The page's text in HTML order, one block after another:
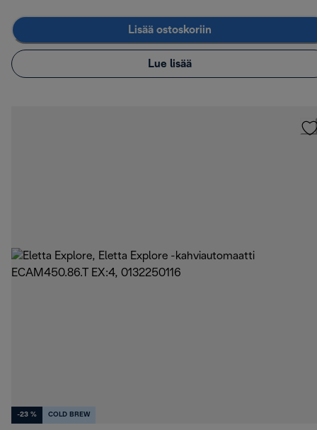
Lisää ostoskoriin
Lue lisää
-23 % COLD BREW